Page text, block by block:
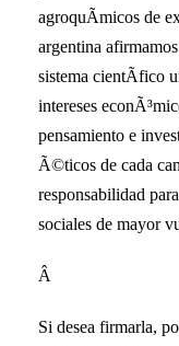
agroquÃ­micos de
argentina
sistema cientÃ­fico
intereses
pensamiento e
Ã©ticos de cada
responsabilidad
sociales de mayor
Â
Si desea firmarla,